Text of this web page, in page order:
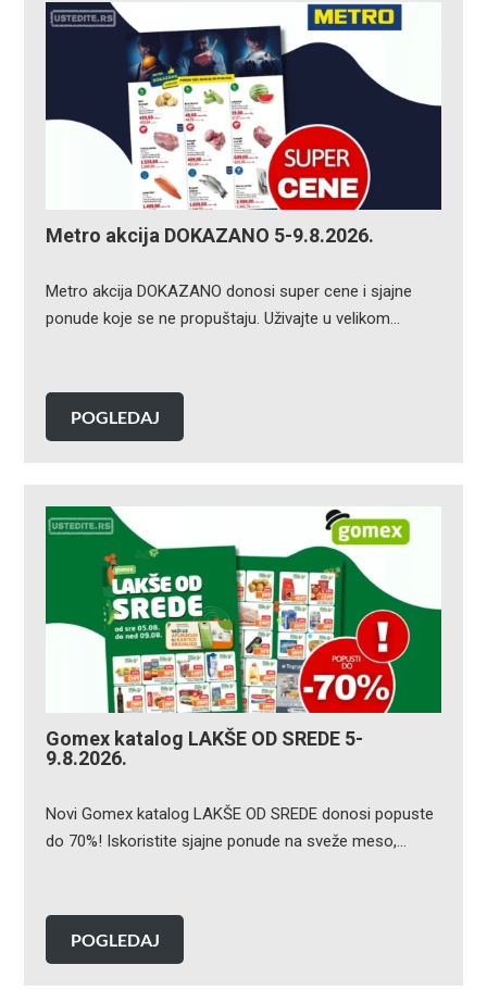
Metro akcija DOKAZANO 5-9.8.2026.
Metro akcija DOKAZANO donosi super cene i sjajne
ponude koje se ne propuštaju. Uživajte u velikom…
POGLEDAJ
Gomex katalog LAKŠE OD SREDE 5-
9.8.2026.
Novi Gomex katalog LAKŠE OD SREDE donosi popuste
do 70%! Iskoristite sjajne ponude na sveže meso,…
POGLEDAJ